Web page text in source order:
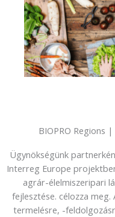
BIOPRO Regions
Ügynökségünk
Interreg Europe
agrár-élelmiszeripari
fejlesztése. célozza
termelésre, -